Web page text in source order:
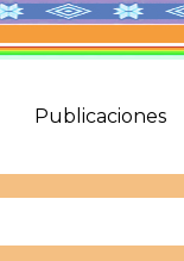
Publicaciones